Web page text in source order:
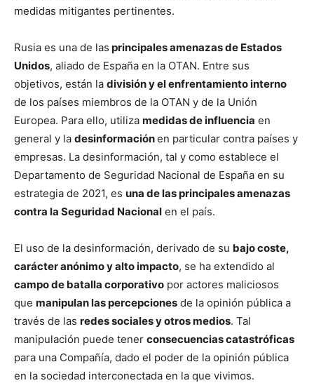
medidas mitigantes pertinentes.
Rusia es una de las principales amenazas de Estados
Unidos, aliado de España en la OTAN. Entre sus
objetivos, están la división y el enfrentamiento interno
de los países miembros de la OTAN y de la Unión
Europea. Para ello, utiliza medidas de influencia en
general y la desinformaciónen particular contra países y
empresas. La desinformación, tal y como establece el
Departamento de Seguridad Nacional de España en su
estrategia de 2021, es una de las principales amenazas
contra la Seguridad Nacional en el país.
El uso de la desinformación, derivado de su bajo coste,
carácter anónimo y alto impacto, se ha extendido al
campo de batalla corporativo por actores maliciosos
que manipulan las percepciones de la opinión pública a
través de las redes sociales y otros medios. Tal
manipulación puede tener consecuencias catastróficas
para una Compañía, dado el poder de la opinión pública
en la sociedad interconectada en la que vivimos.